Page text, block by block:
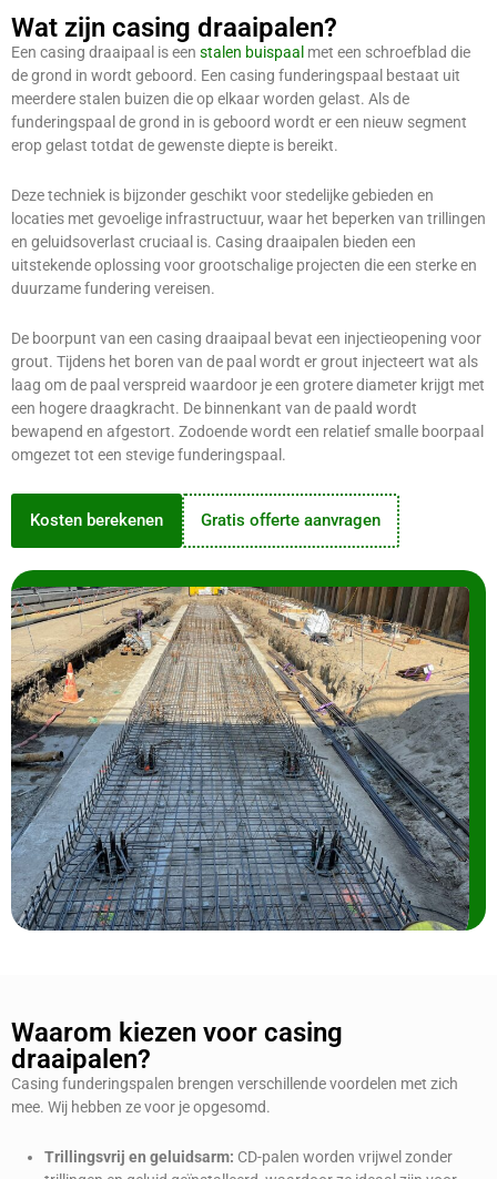
Wat zijn casing draaipalen?
Een casing draaipaal is een stalen buispaal met een schroefblad die
de grond in wordt geboord. Een casing funderingspaal bestaat uit
meerdere stalen buizen die op elkaar worden gelast. Als de
funderingspaal de grond in is geboord wordt er een nieuw segment
erop gelast totdat de gewenste diepte is bereikt.
Deze techniek is bijzonder geschikt voor stedelijke gebieden en
locaties met gevoelige infrastructuur, waar het beperken van trillingen
en geluidsoverlast cruciaal is. Casing draaipalen bieden een
uitstekende oplossing voor grootschalige projecten die een sterke en
duurzame fundering vereisen.
De boorpunt van een casing draaipaal bevat een injectieopening voor
grout. Tijdens het boren van de paal wordt er grout injecteert wat als
laag om de paal verspreid waardoor je een grotere diameter krijgt met
een hogere draagkracht. De binnenkant van de paald wordt
bewapend en afgestort. Zodoende wordt een relatief smalle boorpaal
omgezet tot een stevige funderingspaal.
Kosten berekenen Gratis offerte aanvragen
Waarom kiezen voor casing
draaipalen?
Casing funderingspalen brengen verschillende voordelen met zich
mee. Wij hebben ze voor je opgesomd.
Trillingsvrij en geluidsarm: CD-palen worden vrijwel zonder